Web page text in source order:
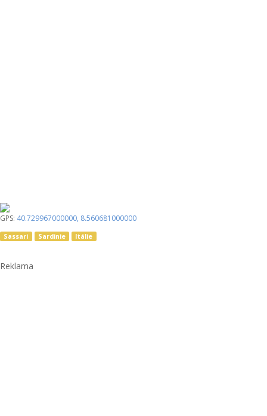
GPS: 40.729967000000, 8.560681000000
Sassari Sardinie Itálie
Reklama